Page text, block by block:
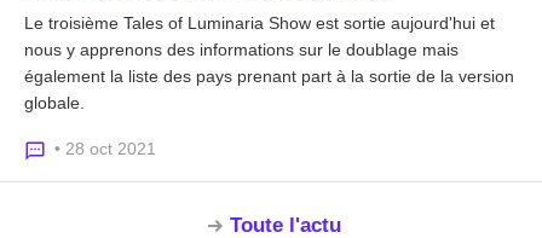
Le troisième Tales of Luminaria Show est sortie aujourd'hui et
nous y apprenons des informations sur le doublage mais
également la liste des pays prenant part à la sortie de la version
globale.
• 28 oct 2021
Toute l'actu